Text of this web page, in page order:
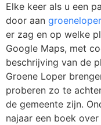
Elke keer als u een
door aan
er zag en op welke
Google Maps, met
beschrijving van de
Groene Loper
proberen zo te
de gemeente zijn.
najaar een boek